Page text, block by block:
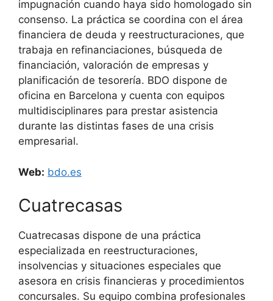
impugnación cuando haya sido homologado sin
consenso. La práctica se coordina con el área
financiera de deuda y reestructuraciones, que
trabaja en refinanciaciones, búsqueda de
financiación, valoración de empresas y
planificación de tesorería. BDO dispone de
oficina en Barcelona y cuenta con equipos
multidisciplinares para prestar asistencia
durante las distintas fases de una crisis
empresarial.
Web: bdo.es
Cuatrecasas
Cuatrecasas dispone de una práctica
especializada en reestructuraciones,
insolvencias y situaciones especiales que
asesora en crisis financieras y procedimientos
concursales. Su equipo combina profesionales